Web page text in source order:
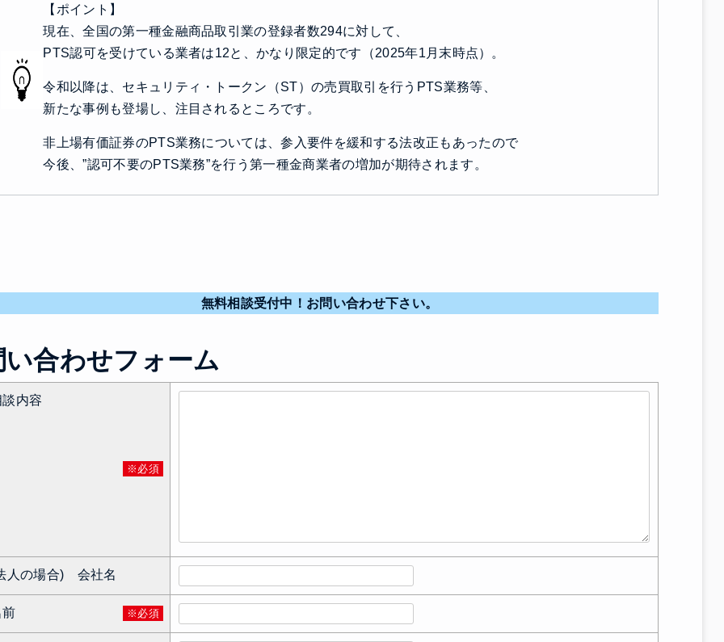
【ポイント】
現在、全国の第一種金融商品取引業の登録者数294に対して、
PTS認可を受けている業者は12と、かなり限定的です（2025年1月末時点）。
令和以降は、セキュリティ・トークン（ST）の売買取引を行うPTS業務等、
新たな事例も登場し、注目されるところです。
非上場有価証券のPTS業務については、参入要件を緩和する法改正もあったので
今後、”認可不要のPTS業務”を行う第一種金商業者の増加が期待されます。
無料相談受付中！お問い合わせ下さい。
い合わせフォーム
談内容
※必須
人の場合) 会社名
前 ※必須